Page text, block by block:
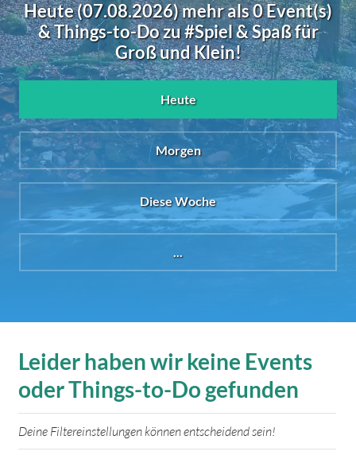
Heute (07.08.2026) mehr als 0 Event(s)
& Things-to-Do zu #Spiel & Spaß für
Groß und Klein!
Heute
Morgen
Diese Woche
Leider haben wir keine Events
oder Things-to-Do gefunden
Deine Filtereinstellungen können entscheidend sein!